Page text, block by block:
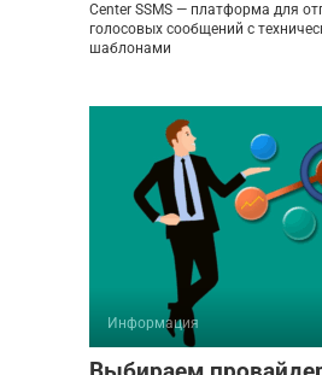
Center SSMS — платформа для
голосовых сообщений с
шаблонами
Информация